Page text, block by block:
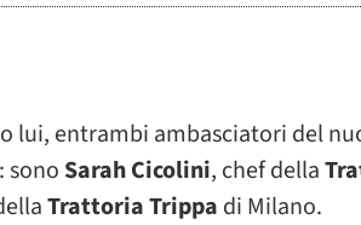
lui, entrambi ambasciatori del
sono Sarah Cicolini, chef della
Trattoria Trippa di Milano.